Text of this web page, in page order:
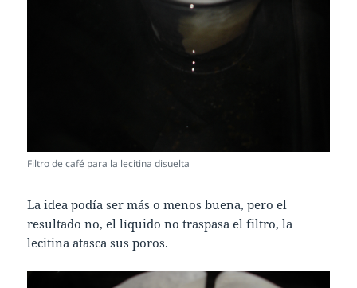
Filtro de café para la lecitina disuelta
La idea podía ser más o menos buena, pero el
resultado no, el líquido no traspasa el filtro, la
lecitina atasca sus poros.